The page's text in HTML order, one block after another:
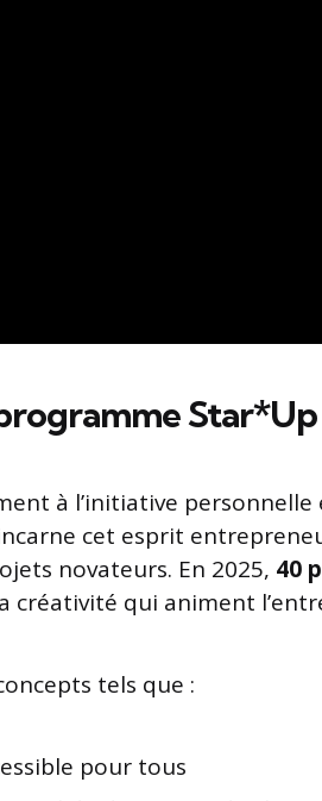
Star*Up
à l’initiative
cet esprit
novateurs. En 2025, 40
créativité qui animent
tels que :
pour tous